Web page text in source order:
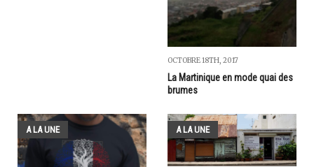
OCTOBRE 18TH, 2017
La Martinique en mode quai des
brumes
A LA UNE A LA UNE